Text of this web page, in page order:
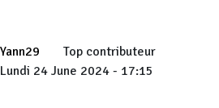
Yann29
Top contributeur
Lundi 24 June 2024 - 17:15